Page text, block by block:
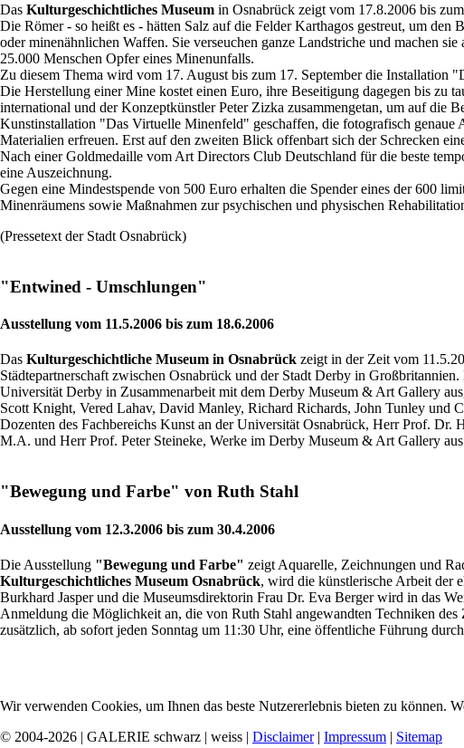
Das Kulturgeschichtliches Museum in Osnabrück zeigt vom 17.8.2006 bis
Die Römer - so heißt es - hätten Salz auf die Felder Karthagos gestreut, um
oder minenähnlichen Waffen. Sie verseuchen ganze Landstriche und machen
25.000 Menschen Opfer eines Minenunfalls.
Zu diesem Thema wird vom 17. August bis zum 17. September die
Die Herstellung einer Mine kostet einen Euro, ihre Beseitigung dagegen bis zu
international und der Konzeptkünstler Peter Zizka zusammengetan, um auf die
Kunstinstallation "Das Virtuelle Minenfeld" geschaffen, die fotografisch
Materialien erfreuen. Erst auf den zweiten Blick offenbart sich der Schrecken
Nach einer Goldmedaille vom Art Directors Club Deutschland für die beste
eine Auszeichnung.
Gegen eine Mindestspende von 500 Euro erhalten die Spender eines der 600
Minenräumens sowie Maßnahmen zur psychischen und physischen
(Pressetext der Stadt Osnabrück)
"Entwined - Umschlungen"
Ausstellung vom 11.5.2006 bis zum 18.6.2006
Das Kulturgeschichtliche Museum in Osnabrück zeigt in der Zeit vom
Städtepartnerschaft zwischen Osnabrück und der Stadt Derby in
Universität Derby in Zusammenarbeit mit dem Derby Museum & Art Gallery
Scott Knight, Vered Lahav, David Manley, Richard Richards, John Tunley und
Dozenten des Fachbereichs Kunst an der Universität Osnabrück, Herr Prof.
M.A. und Herr Prof. Peter Steineke, Werke im Derby Museum & Art Gallery
"Bewegung und Farbe" von Ruth Stahl
Ausstellung vom 12.3.2006 bis zum 30.4.2006
Die Ausstellung "Bewegung und Farbe" zeigt Aquarelle, Zeichnungen und
Kulturgeschichtliches Museum Osnabrück, wird die künstlerische Arbeit der
Burkhard Jasper und die Museumsdirektorin Frau Dr. Eva Berger wird in das
Anmeldung die Möglichkeit an, die von Ruth Stahl angewandten Techniken
zusätzlich, ab sofort jeden Sonntag um 11:30 Uhr, eine öffentliche Führung
Wir verwenden Cookies, um Ihnen das beste Nutzererlebnis bieten zu können.
© 2004-2026 | GALERIE schwarz | weiss | Disclaimer| Impressum | Sitemap